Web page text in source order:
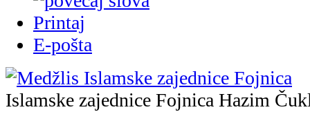
Printaj
E-pošta
Islamske zajednice Fojnica Hazim